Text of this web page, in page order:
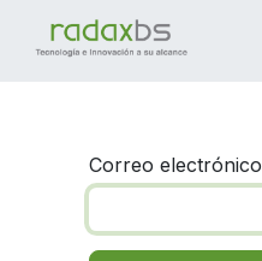
Ir al contenido
Correo electrónico